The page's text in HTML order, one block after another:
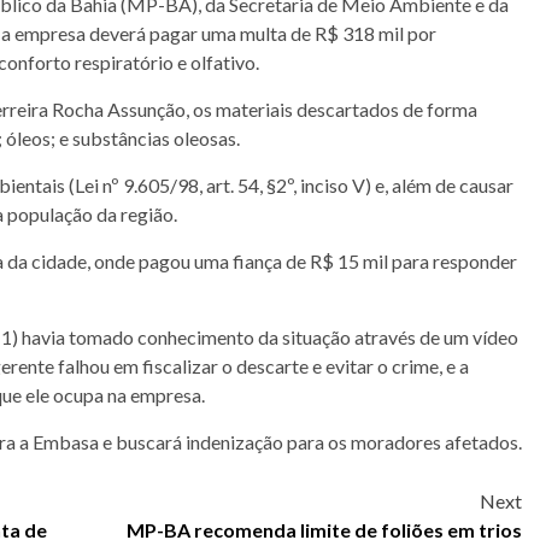
deverá pagar uma multa de R$ 318 mil por
respiratório e olfativo.
Rocha Assunção, os materiais descartados de forma
e substâncias oleosas.
(Lei nº 9.605/98, art. 54, §2º, inciso V) e, além de causar
da região.
cidade, onde pagou uma fiança de R$ 15 mil para responder
havia tomado conhecimento da situação através de um vídeo
falhou em fiscalizar o descarte e evitar o crime, e a
ele ocupa na empresa.
Embasa e buscará indenização para os moradores afetados.
de
Next
MP-BA recomenda limite de foliões em trios